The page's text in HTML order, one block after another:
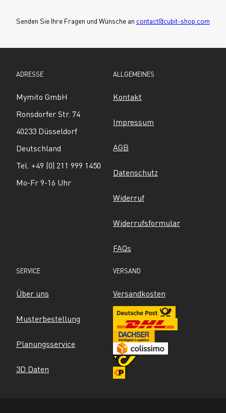
Senden Sie Ihre Fragen und Wünsche an contact@cubit-shop.com
ADRESSE
Mymito GmbH
Ronsdorfer Str. 74
40233 Düsseldorf
Deutschland
Tel. +49 (0) 211 999 1450
Mo-Fr 9-16 Uhr
ALLGEMEINES
Kontakt
Impressum
AGB
Datenschutz
Widerruf
Widerrufsformular
FAQs
SERVICE
Über uns
Musterbestellung
Planungsservice
3D Daten
VERSAND
Versandkosten